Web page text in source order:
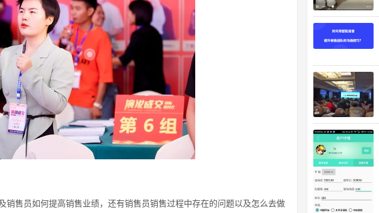
销售员如何提高销售业绩，还有销售员销售过程中存在的问题以及怎么去做